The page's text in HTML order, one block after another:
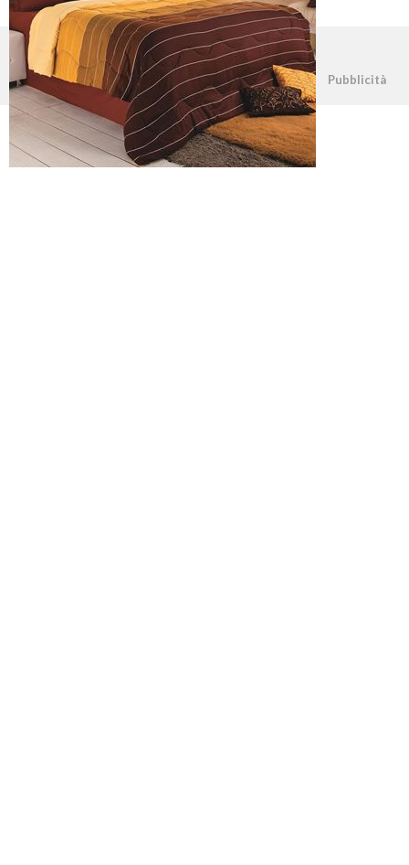
©2026 - casapratica.net - p.iva 03338800984 Pubblicità